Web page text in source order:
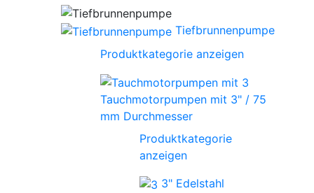
Tiefbrunnenpumpe
Produktkategorie anzeigen
Tauchmotorpumpen mit 3" / 75
mm Durchmesser
Produktkategorie
anzeigen
3" Edelstahl